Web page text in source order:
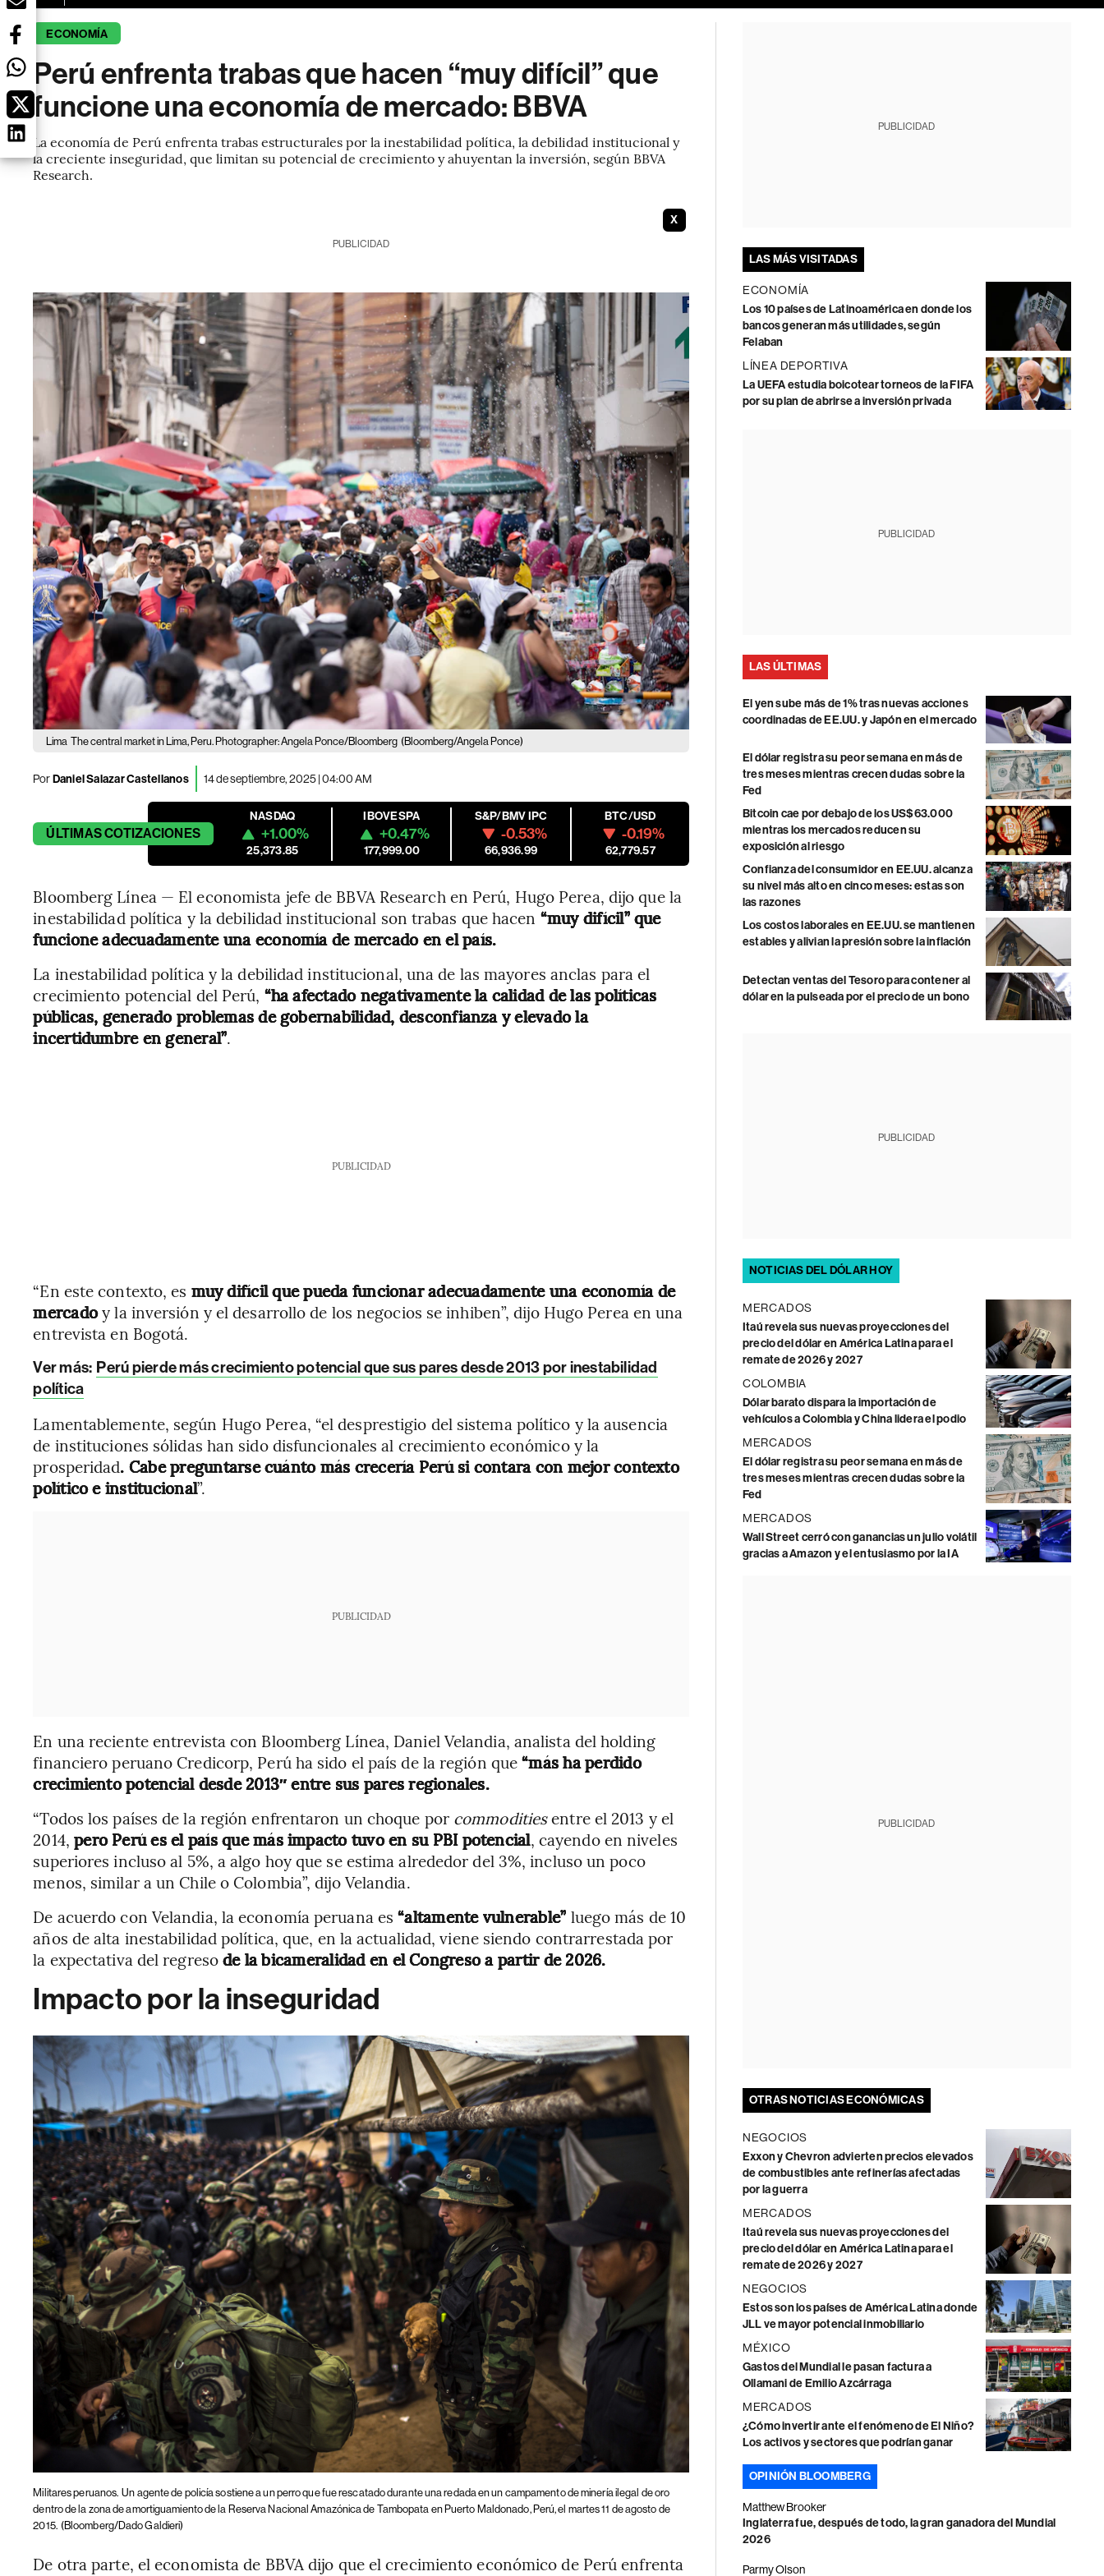
ECONOMÍA
Perú enfrenta trabas que hacen “muy difícil” que
funcione una economía de mercado: BBVA
La economía de Perú enfrenta trabas estructurales por la inestabilidad política, la debilidad institucional y
la creciente inseguridad, que limitan su potencial de crecimiento y ahuyentan la inversión, según BBVA
Research.
X
PUBLICIDAD
Lima The central market in Lima, Peru. Photographer: Angela Ponce/Bloomberg (Bloomberg/Angela Ponce)
PorDaniel Salazar Castellanos 14 de septiembre, 2025 | 04:00 AM
ÚLTIMASCOTIZACIONES
NASDAQ
+1.00%
25,373.85
IBOVESPA
+0.47%
177,999.00
S&P/BMV IPC
-0.53%
66,936.99
BTC/USD
-0.19%
62,779.57
Bloomberg Línea — El economista jefe de BBVA Research en Perú, Hugo Perea, dijo que la
inestabilidad política y la debilidad institucional son trabas que hacen “muy difícil” que
funcione adecuadamente una economía de mercado en el país.
La inestabilidad política y la debilidad institucional, una de las mayores anclas para el
crecimiento potencial del Perú, “ha afectado negativamente la calidad de las políticas
públicas, generado problemas de gobernabilidad, desconfianza y elevado la
incertidumbre en general”.
PUBLICIDAD
“En este contexto, es muy difícil que pueda funcionar adecuadamente una economía de
mercadoy la inversión y el desarrollo de los negocios se inhiben”, dijo Hugo Perea en una
entrevista en Bogotá.
Ver más: Perú pierde más crecimiento potencial que sus pares desde 2013 por inestabilidad
política
Lamentablemente, según Hugo Perea, “el desprestigio del sistema político y la ausencia
de instituciones sólidas han sido disfuncionales al crecimiento económico y la
prosperidad. Cabe preguntarse cuánto más crecería Perú si contara con mejor contexto
político e institucional”.
PUBLICIDAD
En una reciente entrevista con Bloomberg Línea, Daniel Velandia, analista del holding
financiero peruano Credicorp, Perú ha sido el país de la región que“más ha perdido
crecimiento potencial desde 2013″ entre sus pares regionales.
“Todos los países de la región enfrentaron un choque porcommoditiesentre el 2013 y el
2014, pero Perú es el país que más impacto tuvo en su PBI potencial, cayendo en niveles
superiores incluso al 5%, a algo hoy que se estima alrededor del 3%, incluso un poco
menos, similar a un Chile o Colombia”, dijo Velandia.
De acuerdo con Velandia, la economía peruana es“altamente vulnerable” luego más de 10
años de alta inestabilidad política, que, en la actualidad, viene siendo contrarrestada por
la expectativa del regresode la bicameralidad en el Congreso a partir de 2026.
Impacto por la inseguridad
Militares peruanos. Un agente de policía sostiene a un perro que fue rescatado durante una redada en un campamento de minería ilegal de oro
dentro de la zona de amortiguamiento de la Reserva Nacional Amazónica de Tambopata en Puerto Maldonado, Perú, el martes 11 de agosto de
2015. (Bloomberg/Dado Galdieri)
De otra parte, el economista de BBVA dijo que el crecimiento económico de Perú enfrenta
PUBLICIDAD
LAS MÁS VISITADAS
ECONOMÍA
Los 10 países de Latinoamérica en donde los
bancos generan más utilidades, según
Felaban
LÍNEA DEPORTIVA
La UEFA estudia boicotear torneos de la FIFA
por su plan de abrirse a inversión privada
PUBLICIDAD
LAS ÚLTIMAS
El yen sube más de 1% tras nuevas acciones
coordinadas de EE.UU. y Japón en el mercado
El dólar registra su peor semana en más de
tres meses mientras crecen dudas sobre la
Fed
Bitcoin cae por debajo de los US$63.000
mientras los mercados reducen su
exposición al riesgo
Confianza del consumidor en EE.UU. alcanza
su nivel más alto en cinco meses: estas son
las razones
Los costos laborales en EE.UU. se mantienen
estables y alivian la presión sobre la inflación
Detectan ventas del Tesoro para contener al
dólar en la pulseada por el precio de un bono
PUBLICIDAD
NOTICIAS DEL DÓLAR HOY
MERCADOS
Itaú revela sus nuevas proyecciones del
precio del dólar en América Latina para el
remate de 2026 y 2027
COLOMBIA
Dólar barato dispara la importación de
vehículos a Colombia y China lidera el podio
MERCADOS
El dólar registra su peor semana en más de
tres meses mientras crecen dudas sobre la
Fed
MERCADOS
Wall Street cerró con ganancias un julio volátil
gracias a Amazon y el entusiasmo por la IA
PUBLICIDAD
OTRAS NOTICIAS ECONÓMICAS
NEGOCIOS
Exxon y Chevron advierten precios elevados
de combustibles ante refinerías afectadas
por la guerra
MERCADOS
Itaú revela sus nuevas proyecciones del
precio del dólar en América Latina para el
remate de 2026 y 2027
NEGOCIOS
Estos son los países de América Latina donde
JLL ve mayor potencial inmobiliario
MÉXICO
Gastos del Mundial le pasan factura a
Ollamani de Emilio Azcárraga
MERCADOS
¿Cómo invertir ante el fenómeno de El Niño?
Los activos y sectores que podrían ganar
OPINIÓN BLOOMBERG
Matthew Brooker
Inglaterra fue, después de todo, la gran ganadora del Mundial
2026
Parmy Olson